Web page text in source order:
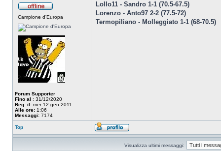
Campione d'Europa
Forum Supporter
Fino al : 31/12/2020
Reg. il: mer 12 gen 2011
Alle ore: 1:06
Messaggi: 7174
Lollo11 - Sandro 1-1 (70.5-67.5)
Lorenzo - Anto97 2-2 (77.5-72)
Termopiliano - Molleggiato 1-1 (68-70.5)
Top
Visualizza ultimi messaggi: